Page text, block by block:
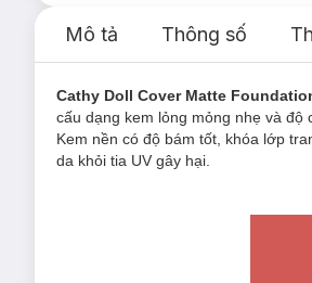
Mô tả Thông số
Cathy Doll Cover Matte
cấu dạng kem lỏng mỏng nhẹ và độ
Kem nền có độ bám tốt, khóa lớp
da khỏi tia UV gây hại.